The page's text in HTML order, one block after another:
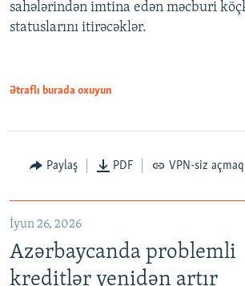
Auto 240p 360p
720p 1080p
sahələrindən imtina edən məcburi
statuslarını itirəcəklər.
Ətraflı burada oxuyun
Paylaş PDF VPN-siz açmaq
İyun 26, 2026
Azərbaycanda problemli
kreditlər yenidən artır